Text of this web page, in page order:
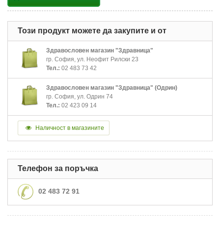
Този продукт можете да закупите и от
Здравословен магазин "Здравница"
гр. София, ул. Неофит Рилски 23
Тел.: 02 483 73 42
Здравословен магазин "Здравница" (Одрин)
гр. София, ул. Одрин 74
Тел.: 02 423 09 14
Наличност в магазините
Телефон за поръчка
02 483 72 91